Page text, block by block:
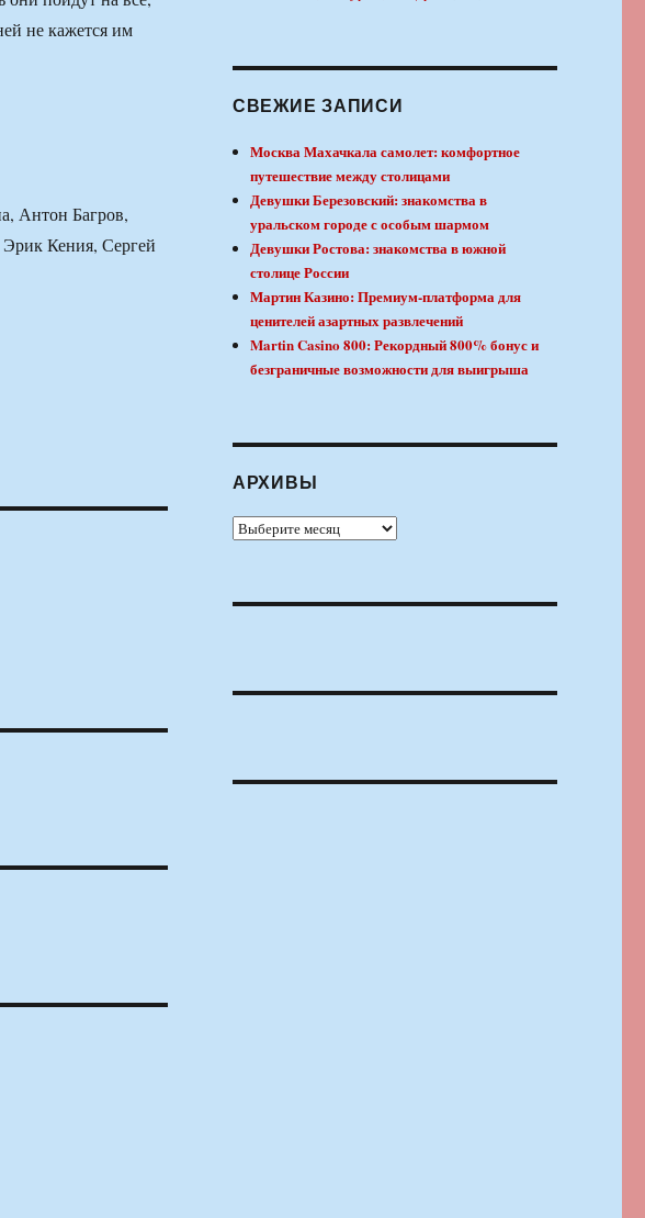
не кажется им
Антон Багров,
Кения, Сергей
СВЕЖИЕ ЗАПИСИ
Москва Махачкала самолет: комфортное
путешествие между столицами
Девушки Березовский: знакомства в
уральском городе с особым шармом
Девушки Ростова: знакомства в южной
столице России
Мартин Казино: Премиум-платформа для
ценителей азартных развлечений
Martin Casino 800: Рекордный 800% бонус и
безграничные возможности для выигрыша
АРХИВЫ
Архивы